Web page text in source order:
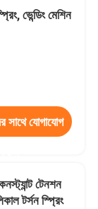
ভেন্ডিং মেশিন
সাথে যোগাযোগ
টেনশন
টর্সন স্প্রিং